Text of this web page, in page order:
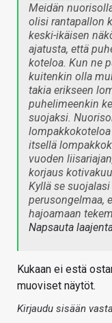
Meidän
olisi rantapallon
keski-ikäisen
ajatusta, että
koteloa. Kun ne
kuitenkin olla
takia erikseen
puhelimeenkin
suojaksi.
itsellä
vuoden
korjaus
Kyllä se
perusongelmaa,
hajoamaan
Napsauta
Kukaan ei estä
muoviset näytöt.
Kirjaudu sisään